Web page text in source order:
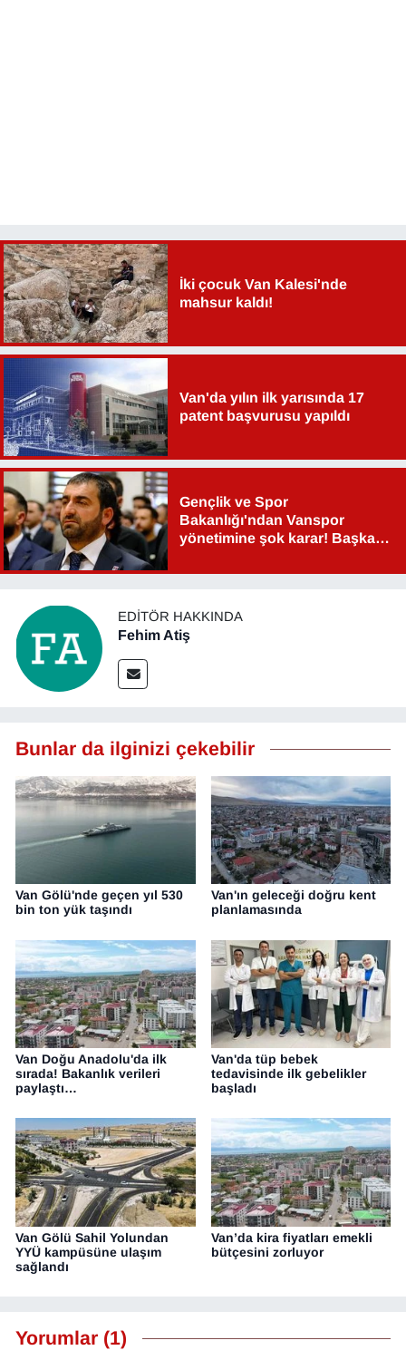
İki çocuk Van Kalesi'nde
mahsur kaldı!
Van'da yılın ilk yarısında 17
patent başvurusu yapıldı
Gençlik ve Spor
Bakanlığı'ndan Vanspor
yönetimine şok karar! Başkan
EDITÖR HAKKINDA
Fehim Atiş
Bunlar da ilginizi çekebilir
Van Gölü'nde geçen yıl 530
bin ton yük taşındı
Van'ın geleceği doğru kent
planlamasında
Van Doğu Anadolu'da ilk
sırada! Bakanlık verileri
paylaştı…
Van'da tüp bebek
tedavisinde ilk gebelikler
başladı
Van Gölü Sahil Yolundan
YYÜ kampüsüne ulaşım
sağlandı
Van’da kira fiyatları emekli
bütçesini zorluyor
Yorumlar (1)